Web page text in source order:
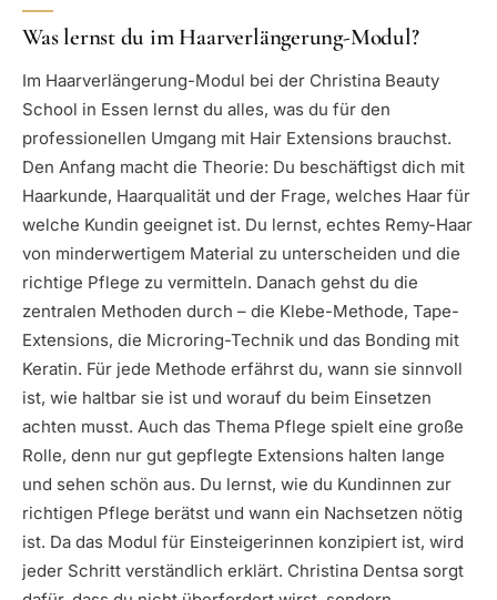
Was lernst du im Haarverlängerung-Modul?
Im Haarverlängerung-Modul bei der Christina Beauty
School in Essen lernst du alles, was du für den
professionellen Umgang mit Hair Extensions brauchst.
Den Anfang macht die Theorie: Du beschäftigst dich mit
Haarkunde, Haarqualität und der Frage, welches Haar für
welche Kundin geeignet ist. Du lernst, echtes Remy-Haar
von minderwertigem Material zu unterscheiden und die
richtige Pflege zu vermitteln. Danach gehst du die
zentralen Methoden durch – die Klebe-Methode, Tape-
Extensions, die Microring-Technik und das Bonding mit
Keratin. Für jede Methode erfährst du, wann sie sinnvoll
ist, wie haltbar sie ist und worauf du beim Einsetzen
achten musst. Auch das Thema Pflege spielt eine große
Rolle, denn nur gut gepflegte Extensions halten lange
und sehen schön aus. Du lernst, wie du Kundinnen zur
richtigen Pflege berätst und wann ein Nachsetzen nötig
ist. Da das Modul für Einsteigerinnen konzipiert ist, wird
jeder Schritt verständlich erklärt. Christina Dentsa sorgt